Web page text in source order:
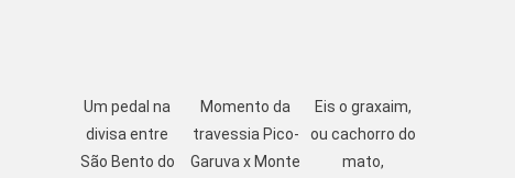
Um pedal na
divisa entre
São Bento do
Momento da
travessia Pico-
Garuva x Monte
Eis o graxaim,
ou cachorro do
mato,